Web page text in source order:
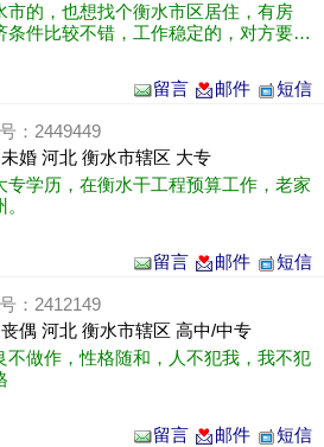
市的，也想找个衡水市区居住，有房
条件比较不错，工作稳定的，对方要体
留言 邮件 短信
：2449449
未婚 河北 衡水市辖区 大专
专学历，在衡水干工程预算工作，老家
留言 邮件 短信
：2412149
丧偶 河北 衡水市辖区 高中/中专
不做作，性格随和，人不犯我，我不犯
留言 邮件 短信